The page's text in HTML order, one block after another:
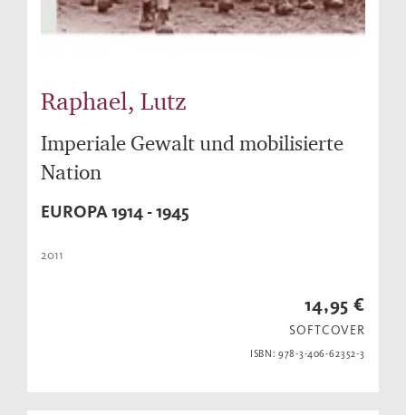
Raphael, Lutz
Imperiale Gewalt und mobilisierte
Nation
EUROPA 1914 - 1945
2011
14,95 €
SOFTCOVER
ISBN: 978-3-406-62352-3